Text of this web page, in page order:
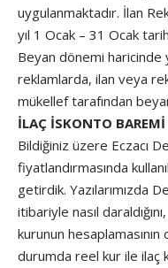
uygulanmaktadır. İlan
yıl 1 Ocak – 31 Ocak
Beyan dönemi haricinde
reklamlarda, ilan veya
mükellef tarafından
İLAÇ İSKONTO BAREMİ
Bildiğiniz üzere Eczacı
fiyatlandırmasında
getirdik. Yazılarımızda
itibariyle nasıl
kurunun
durumda reel kur ile ilaç